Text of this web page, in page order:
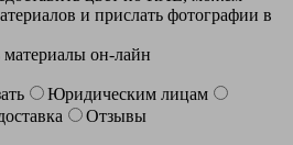
и прислать фотографии в
он-лайн
Юридическим лицам
Отзывы